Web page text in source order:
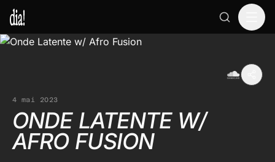
4 mai 2023
ONDE LATENTE W/
AFRO FUSION